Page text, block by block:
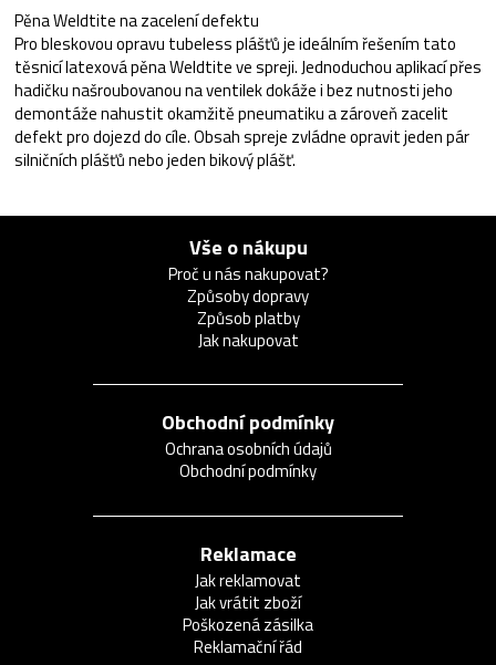
Pěna Weldtite na zacelení defektu
Pro bleskovou opravu tubeless plášťů je ideálním řešením tato
těsnicí latexová pěna Weldtite ve spreji. Jednoduchou aplikací přes
hadičku našroubovanou na ventilek dokáže i bez nutnosti jeho
demontáže nahustit okamžitě pneumatiku a zároveň zacelit
defekt pro dojezd do cíle. Obsah spreje zvládne opravit jeden pár
silničních plášťů nebo jeden bikový plášť.
Vše o nákupu
Proč u nás nakupovat?
Způsoby dopravy
Způsob platby
Jak nakupovat
Obchodní podmínky
Ochrana osobních údajů
Obchodní podmínky
Reklamace
Jak reklamovat
Jak vrátit zboží
Poškozená zásilka
Reklamační řád